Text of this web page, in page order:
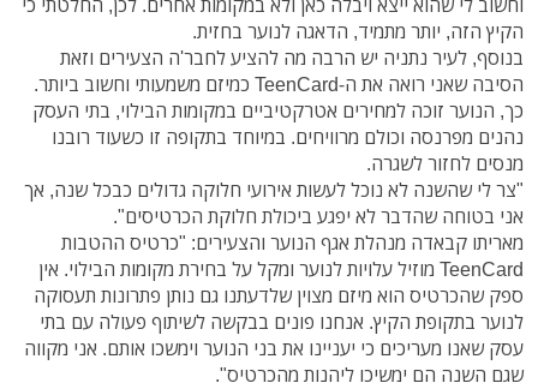
הקיץ הזה, יותר מתמיד, הדאגה לנוער בחזית.
בנוסף, לעיר נתניה יש הרבה מה להציע לחבר'ה הצעירים וזאת
הסיבה שאני רואה את ה-TeenCard כמיזם משמעותי וחשוב ביותר.
כך, הנוער זוכה למחירים אטרקטיביים במקומות הבילוי, בתי העסק
נהנים מפרנסה וכולם מרוויחים. במיוחד בתקופה זו כשעוד רובנו
מנסים לחזור לשגרה.
"צר לי שהשנה לא נוכל לעשות אירועי חלוקה גדולים כבכל שנה, אך
אני בטוחה שהדבר לא יפגע ביכולת חלוקת הכרטיסים".
מאריתו קבאדה מנהלת אגף הנוער והצעירים: "כרטיס ההטבות
TeenCard מוזיל עלויות לנוער ומקל על בחירת מקומות הבילוי. אין
ספק שהכרטיס הוא מיזם מצוין שלדעתנו גם נותן פתרונות תעסוקה
לנוער בתקופת הקיץ. אנחנו פונים בבקשה לשיתוף פעולה עם בתי
עסק שאנו מעריכים כי יעניינו את בני הנוער וימשכו אותם. אני מקווה
שגם השנה הם ימשיכו ליהנות מהכרטיס".